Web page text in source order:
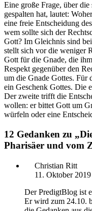
Eine große Frage, über
gespalten hat, lautet:
eine freie Entscheidung
wem sollte sich der
Gott? Im Gleichnis sind
stellt sich vor die weniger
Gott für die Gnade, die
Respekt gegenüber den
um die Gnade Gottes. Für
ein Geschenk Gottes. Die
Der zweite trifft die
wollen: er bittet Gott um
würfeln oder eine
12 Gedanken zu „
Pharisäer und vom
Christian Ritt
11. Oktober
Der PredigtBlog ist
Er wird zum 24.10.